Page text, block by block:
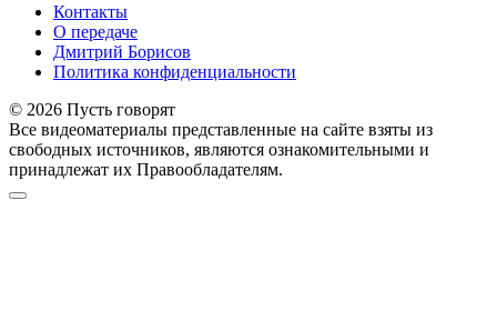
Контакты
О передаче
Дмитрий Борисов
Политика конфиденциальности
© 2026 Пусть говорят
Все видеоматериалы представленные на сайте взяты из
свободных источников, являются ознакомительными и
принадлежат их Правообладателям.